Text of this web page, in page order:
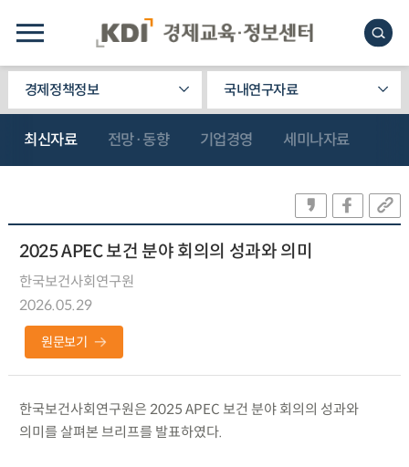
경제정책정보 국내연구자료
최신자료 전망·동향 기업경영 세미나자료
2025 APEC 보건 분야 회의의 성과와 의미
한국보건사회연구원
2026.05.29
원문보기
한국보건사회연구원은 2025 APEC 보건 분야 회의의 성과와
의미를 살펴본 브리프를 발표하였다.